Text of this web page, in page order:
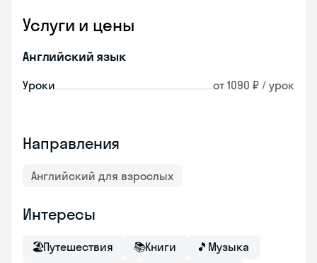
Услуги и цены
Английский язык
Уроки от 1090 ₽ / урок
Направления
Английский для взрослых
Интересы
🏖Путешествия 📚Книги 🎵 Музыка